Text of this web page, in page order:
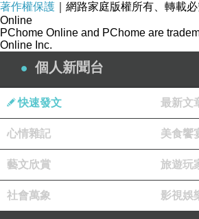
六片式葉片
軸承式馬達
大顆馬達同級中最耐用
著作權保護 ｜網路家庭版權所有、轉載
Online
PChome Online and PChome are
Online Inc.
個人新聞台
快速發文 最新文
心情雜記 美食饗
藝文欣賞 旅遊玩
社會萬象 影視娛